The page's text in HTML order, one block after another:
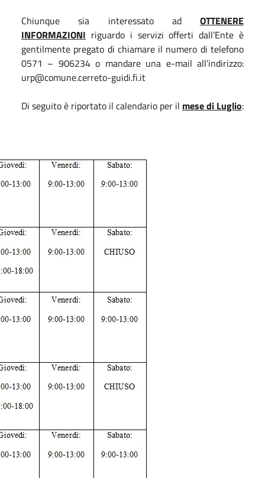
Chiunque sia interessato ad OTTENERE
INFORMAZIONI riguardo i servizi offerti dall’Ente è
gentilmente pregato di chiamare il numero di telefono
0571 – 906234 o mandare una e-mail all’indirizzo:
urp@comune.cerreto-guidi.fi.it
Di seguito è riportato il calendario per il mese di Luglio: